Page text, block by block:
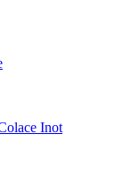
Inot